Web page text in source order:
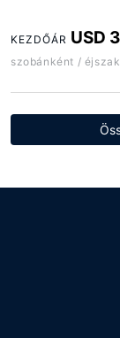
KEZDŐÁR USD
szobánként /